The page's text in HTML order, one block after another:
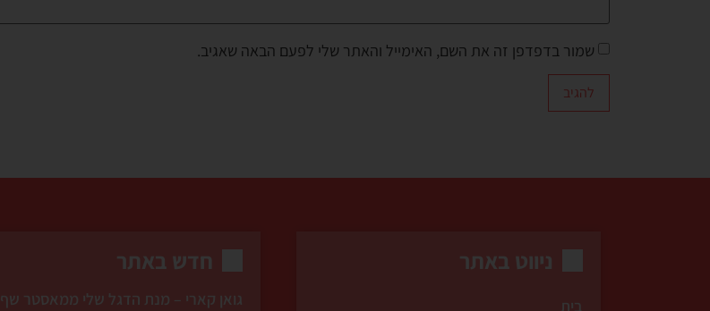
שמור בדפדפן זה את השם, האימייל והאתר שלי לפעם הבאה שאגיב.
ניווט באתר
בית
חדש באתר
גואן קארי – מנת הדגל שלי ממאסטר שף